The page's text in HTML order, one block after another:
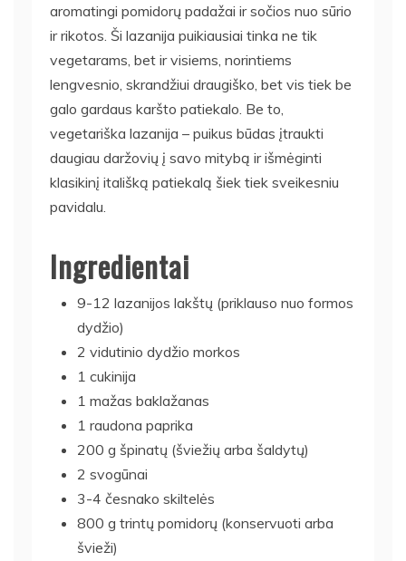
aromatingi pomidorų padažai ir sočios nuo sūrio
ir rikotos. Ši lazanija puikiausiai tinka ne tik
vegetarams, bet ir visiems, norintiems
lengvesnio, skrandžiui draugiško, bet vis tiek be
galo gardaus karšto patiekalo. Be to,
vegetariška lazanija – puikus būdas įtraukti
daugiau daržovių į savo mitybą ir išmėginti
klasikinį itališką patiekalą šiek tiek sveikesniu
pavidalu.
Ingredientai
9-12 lazanijos lakštų (priklauso nuo formos
dydžio)
2 vidutinio dydžio morkos
1 cukinija
1 mažas baklažanas
1 raudona paprika
200 g špinatų (šviežių arba šaldytų)
2 svogūnai
3-4 česnako skiltelės
800 g trintų pomidorų (konservuoti arba
švieži)